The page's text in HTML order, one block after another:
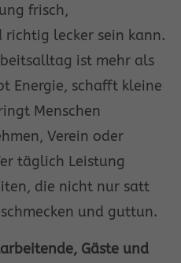
frisch,
richtig lecker sein kann.
ist mehr als
Energie, schafft kleine
Menschen
Verein oder
täglich Leistung
die nicht nur satt
und guttun.
Gäste und